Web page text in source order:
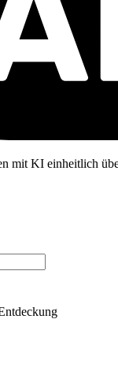
mit KI einheitlich